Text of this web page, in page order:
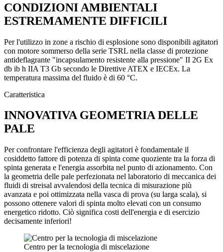
CONDIZIONI AMBIENTALI
ESTREMAMENTE DIFFICILI
Per l'utilizzo in zone a rischio di esplosione sono disponibili agitatori
con motore sommerso della serie TSRL nella classe di protezione
antideflagrante "incapsulamento resistente alla pressione" II 2G Ex
db ib h IIA T3 Gb secondo le Direttive ATEX e IECEx. La
temperatura massima del fluido è di 60 °C.
Caratteristica
INNOVATIVA GEOMETRIA DELLE
PALE
Per confrontare l'efficienza degli agitatori è fondamentale il
cosiddetto fattore di potenza di spinta come quoziente tra la forza di
spinta generata e l'energia assorbita nel punto di azionamento. Con
la geometria delle pale perfezionata nel laboratorio di meccanica dei
fluidi di streisal avvalendosi della tecnica di misurazione più
avanzata e poi ottimizzata nella vasca di prova (su larga scala), si
possono ottenere valori di spinta molto elevati con un consumo
energetico ridotto. Ciò significa costi dell'energia e di esercizio
decisamente inferiori!
Centro per la tecnologia di miscelazione